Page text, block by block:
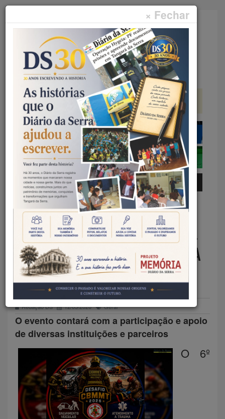
× Fechar
Faça sua pesquisa...
Menu
Início Geral
BOMBEIROS PROMOVEM EM
TANGARÁ DESAFIO ESTADUAL
DE RESGATE E ATENDIMENTO A
TRAUMA
Redação DS 12/05/2026 Geral
O evento contará com a participação e apoio
de diversas instituições e parceiros
O 6º